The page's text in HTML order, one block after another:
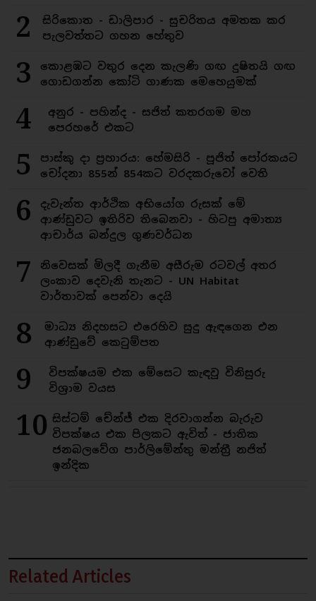
2
සිරිකොත - ඩාලිපාර - සුචරිතය අමතක කර
පැලවත්තට ගහන හේතුව
3
කොළඹට වතුර දෙන කැලණි ගඟ දුෂිතයි ගඟ
ගොඩගන්න කෝටි ගාණක මෙහෙයුමක්
4
අනුර - පහින්ද - සජිත් කතරගම මහ
පෙරහරේ එකට
5
පාස්කු දා ප්‍රහාරය: හේමසිරි - පූජිත් පෝරකයට
චෝදනා 855න් 854කට වරදකරුවෝ වෙති
6
දැවැන්ත ආර්ථික අභියෝග රුසක් මේ
ආණ්ඩුවට ඉතිරිව තිබෙනවා - හිටපු අමාත්‍ය
ආචාර්ය බන්දුල ගුණවර්ධන
7
නිවෙසක් මිලදී ගැනීම අසීරුම රටවල් අතර
ලංකාව දෙවැනි තැනට - UN Habitat
වාර්තාවක් පෙන්වා දෙයි
8
මාධ්‍ය නිදහසට එරෙහිව සුදු ඇඳගෙන එන
ආණ්ඩුවේ කෙටුම්පත
9
විපක්ෂයම එක මේසෙට කැඳවූ විනිසුරු
විශ්‍රාම වයස
10 සිස්ටම් චේන්ජ් එක දිරවාගන්න බැරුව
විපක්ෂය එක පිලකට ඇවිත් - ජාතික
ජනබලවේග පාර්ලිමේන්තු මන්ත්‍රී නජිත්
ඉන්දික
Related Articles